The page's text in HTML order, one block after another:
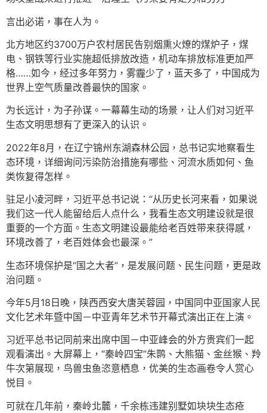
言出必诺，事在人为。
北方地区约3700万户农村居民告别烟熏火燎的煤炉子，煤
电、钢铁等行业实施超低排放改造，机动车排放标准更加严
格……如今，经过多年努力，雾霾少了，蓝天多了，中国成为
世界上空气质量改善最快的国家。
为长远计，为子孙谋。一幕幕生动的场景，让人们对习近平
生态文明思想有了更深入的认识。
2022年8月，在辽宁锦州东湖森林公园，总书记实地察看生
态环境，详细询问污染防治措施有哪些、河流水质如何、鱼
类恢复得怎样。
驻足小凌河畔，习近平总书记说：“从历史长河来看，如果说
我们这一代人能留给后人点什么，我看生态文明建设就是很
重要的一个方面。生态文明建设最能给老百姓带来获得感，
环境改善了，老百姓体会也最深。”
生态环境保护是“国之大者”，是发展问题、民生问题，更是政
治问题。
今年5月18日晚，陕西西安大唐芙蓉园，中国同中亚国家人民
文化艺术年暨中国－中亚青年艺术节开幕式演出正在上演。
习近平总书记同前来出席中国－中亚峰会的外方贵宾们一起
观看演出。大屏幕上，“秦岭四宝”朱鹮、大熊猫、金丝猴、羚
牛次第展现，鸟兽虫鱼恣意栖息，优美的生态画卷令人赏心
悦目。
可就在几年前，秦岭北麓，千余栋违建别墅如块块生态疮